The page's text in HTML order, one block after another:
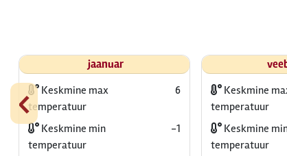
‹
jaanuar
Keskmine max
temperatuur
6
Keskmine min
temperatuur
-1
Keskmine
temperatuur
Keskmine
temperatuur